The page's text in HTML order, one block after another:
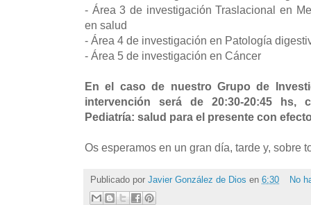
- Área 3 de investigación Traslacional en
en salud
- Área 4 de investigación en Patología
- Área 5 de investigación en Cáncer
En el caso de nuestro Grupo de
intervención será de 20:30-20:45 hs,
Pediatría: salud para el presente con
Os esperamos en un gran día, tarde y, sobre
Publicado por Javier González de Dios en 6:30 No